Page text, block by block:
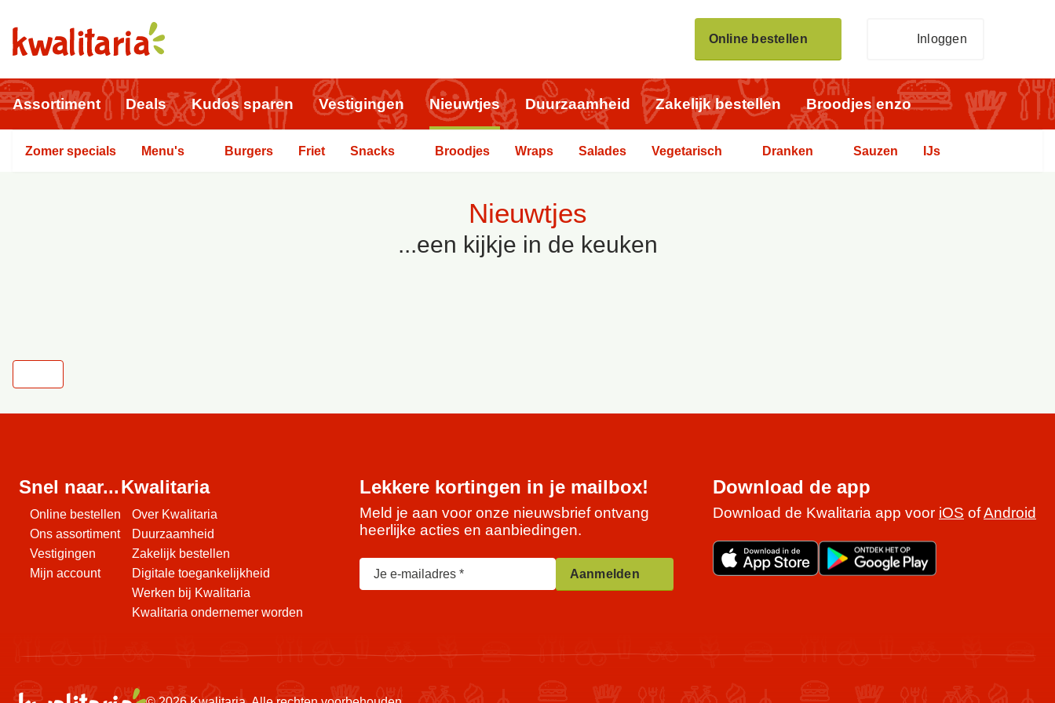
Online bestellen Inloggen
Assortiment Deals Kudos sparen Vestigingen Nieuwtjes Duurzaamheid Zakelijk bestellen Broodjes enzo
Zomer specials Menu's Burgers Friet Snacks Broodjes Wraps Salades Vegetarisch Dranken Sauzen IJs
Nieuwtjes
...een kijkje in de keuken
Snel naar...
Online bestellen
Ons assortiment
Vestigingen
Mijn account
Kwalitaria
Over Kwalitaria
Duurzaamheid
Zakelijk bestellen
Digitale toegankelijkheid
Werken bij Kwalitaria
Kwalitaria ondernemer worden
Lekkere kortingen in je mailbox!
Meld je aan voor onze nieuwsbrief ontvang
heerlijke acties en aanbiedingen.
Je e-mailadres Aanmelden
Download de app
Download de Kwalitaria app voor iOS ofAndroid